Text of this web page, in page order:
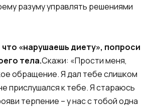
разуму управлять решениями
«нарушаешь диету», попроси
тела.Скажи: «Прости меня,
обращение. Я дал тебе слишком
прислушался к тебе. Я стараюсь
терпение – у нас с тобой одна